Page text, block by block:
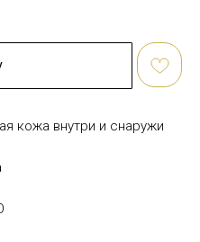
кожа внутри и снаружи